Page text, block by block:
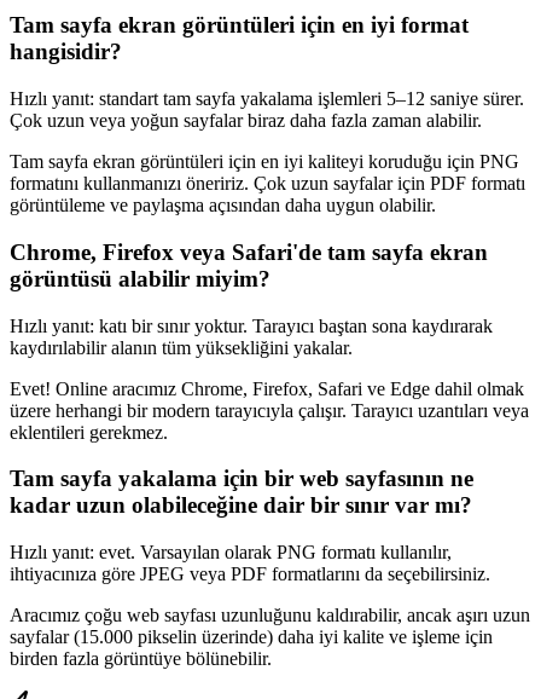
Tam sayfa ekran görüntüleri için en iyi format
hangisidir?
Hızlı yanıt: standart tam sayfa yakalama işlemleri 5–12 saniye sürer.
Çok uzun veya yoğun sayfalar biraz daha fazla zaman alabilir.
Tam sayfa ekran görüntüleri için en iyi kaliteyi koruduğu için PNG
formatını kullanmanızı öneririz. Çok uzun sayfalar için PDF formatı
görüntüleme ve paylaşma açısından daha uygun olabilir.
Chrome, Firefox veya Safari'de tam sayfa ekran
görüntüsü alabilir miyim?
Hızlı yanıt: katı bir sınır yoktur. Tarayıcı baştan sona kaydırarak
kaydırılabilir alanın tüm yüksekliğini yakalar.
Evet! Online aracımız Chrome, Firefox, Safari ve Edge dahil olmak
üzere herhangi bir modern tarayıcıyla çalışır. Tarayıcı uzantıları veya
eklentileri gerekmez.
Tam sayfa yakalama için bir web sayfasının ne
kadar uzun olabileceğine dair bir sınır var mı?
Hızlı yanıt: evet. Varsayılan olarak PNG formatı kullanılır,
ihtiyacınıza göre JPEG veya PDF formatlarını da seçebilirsiniz.
Aracımız çoğu web sayfası uzunluğunu kaldırabilir, ancak aşırı uzun
sayfalar (15.000 pikselin üzerinde) daha iyi kalite ve işleme için
birden fazla görüntüye bölünebilir.